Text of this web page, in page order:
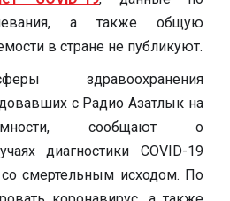
а также общую
в стране не публикуют.
здравоохранения
с Радио Азатлык на
сообщают о
диагностики COVID-19
смертельным исходом. По